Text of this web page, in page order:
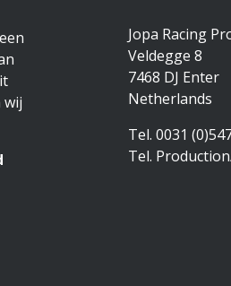
wij
Jopa Racing
Veldegge 8
7468 DJ Enter
Netherlands
Tel. 0031
Tel.